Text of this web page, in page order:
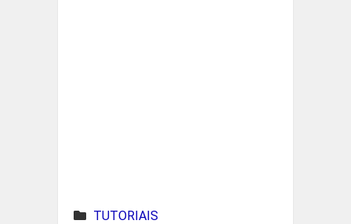
TUTORIAIS